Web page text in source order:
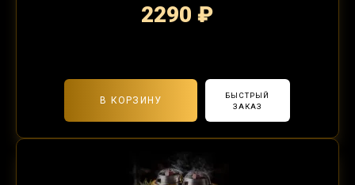
2290 ₽
В КОРЗИНУ
БЫСТРЫЙ
ЗАКАЗ